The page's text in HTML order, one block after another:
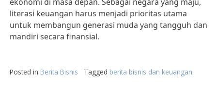
literasi keuangan harus menjadi prioritas utama
untuk membangun generasi muda yang tangguh dan
mandiri secara finansial.
Posted in Berita Bisnis Tagged berita bisnis dan keuangan